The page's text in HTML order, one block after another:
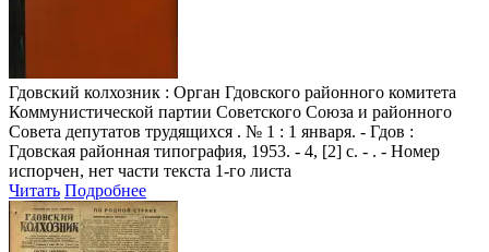
Гдовский колхозник : Орган Гдовского районного комитета
Коммунистической партии Советского Союза и районного
Совета депутатов трудящихся . № 1 : 1 января. - Гдов :
Гдовская районная типография, 1953. - 4, [2] с. - . - Номер
испорчен, нет части текста 1-го листа
Читать Подробнее